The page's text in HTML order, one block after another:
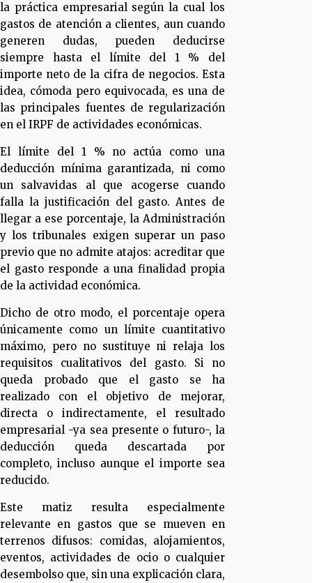
la práctica empresarial según la cual los
gastos de atención a clientes, aun cuando
generen dudas, pueden deducirse
siempre hasta el límite del 1 % del
importe neto de la cifra de negocios. Esta
idea, cómoda pero equivocada, es una de
las principales fuentes de regularización
en el IRPF de actividades económicas.
El límite del 1 % no actúa como una
deducción mínima garantizada, ni como
un salvavidas al que acogerse cuando
falla la justificación del gasto. Antes de
llegar a ese porcentaje, la Administración
y los tribunales exigen superar un paso
previo que no admite atajos: acreditar que
el gasto responde a una finalidad propia
de la actividad económica.
Dicho de otro modo, el porcentaje opera
únicamente como un límite cuantitativo
máximo, pero no sustituye ni relaja los
requisitos cualitativos del gasto. Si no
queda probado que el gasto se ha
realizado con el objetivo de mejorar,
directa o indirectamente, el resultado
empresarial -ya sea presente o futuro-, la
deducción queda descartada por
completo, incluso aunque el importe sea
reducido.
Este matiz resulta especialmente
relevante en gastos que se mueven en
terrenos difusos: comidas, alojamientos,
eventos, actividades de ocio o cualquier
desembolso que, sin una explicación clara,